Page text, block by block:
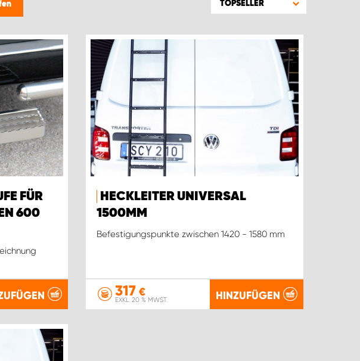
TOPSELLER
FÜR
600
HECKLEITER UNIVERSAL
1500MM
Befestigungspunkte zwischen 1420 - 1580 mm
317 €
EXKL. 20 % MWST. HINZUFÜGEN